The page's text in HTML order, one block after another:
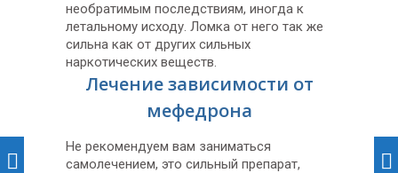
необратимым последствиям, иногда к
летальному исходу. Ломка от него так же
сильна как от других сильных
наркотических веществ.
Лечение зависимости от
мефедрона
Не рекомендуем вам заниматься
самолечением, это сильный препарат,